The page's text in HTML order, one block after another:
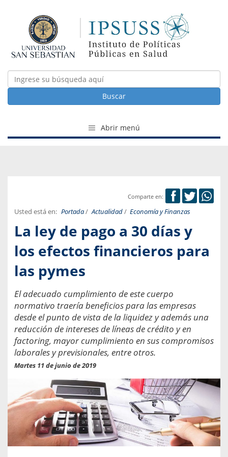
Buscar
Abrir menú
Comparte en:
Usted está en: Portada/ Actualidad/ Economía y Finanzas
La ley de pago a 30 días y
los efectos financieros para
las pymes
El adecuado cumplimiento de este cuerpo
normativo traería beneficios para las empresas
desde el punto de vista de la liquidez y además una
reducción de intereses de líneas de crédito y en
factoring, mayor cumplimiento en sus compromisos
laborales y previsionales, entre otros.
Martes 11 de junio de 2019